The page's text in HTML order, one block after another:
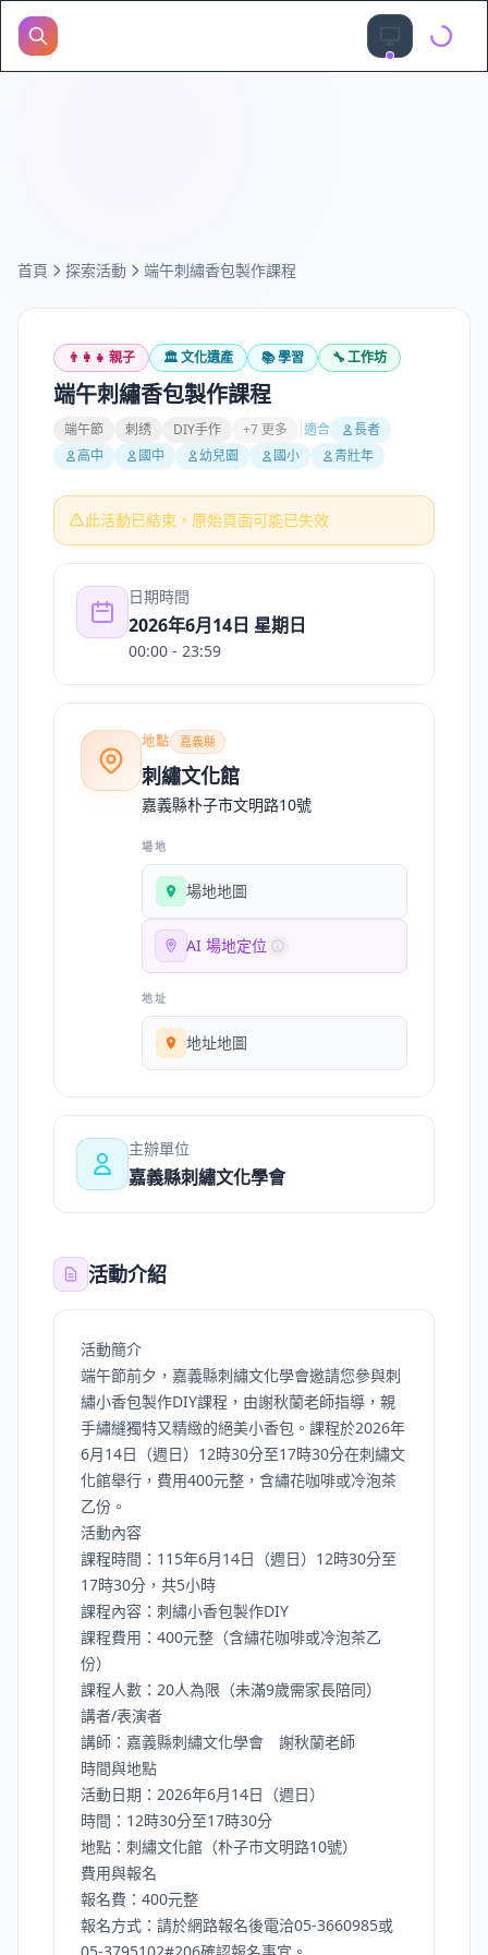
首頁 探索活動 端午刺繡香包製作課程
👨‍👩‍👧 親子 🏛️文化遺產 📚學習 🔧工作坊
端午刺繡香包製作課程
端午節 刺绣 DIY手作 +7 更多 適合
長者
高中
國中 幼兒園 國小 青壯年
此活動已結束，原始頁面可能已失效
日期時間
2026年6月14日 星期日
00:00 - 23:59
地點 嘉義縣
刺繡文化館
嘉義縣朴子市文明路10號
場地
場地地圖
AI 場地定位
地址
地址地圖
主辦單位
嘉義縣刺繡文化學會
活動介紹
活動簡介
端午節前夕，嘉義縣刺繡文化學會邀請您參與刺
繡小香包製作DIY課程，由謝秋蘭老師指導，親
手繡縫獨特又精緻的絕美小香包。課程於2026年
6月14日（週日）12時30分至17時30分在刺繡文
化館舉行，費用400元整，含繡花咖啡或冷泡茶
乙份。
活動內容
課程時間：115年6月14日（週日）12時30分至
17時30分，共5小時
課程內容：刺繡小香包製作DIY
課程費用：400元整（含繡花咖啡或冷泡茶乙
份）
課程人數：20人為限（未滿9歲需家長陪同）
講者/表演者
講師：嘉義縣刺繡文化學會 謝秋蘭老師
時間與地點
活動日期：2026年6月14日（週日）
時間：12時30分至17時30分
地點：刺繡文化館（朴子市文明路10號）
費用與報名
報名費：400元整
報名方式：請於網路報名後電洽05-3660985或